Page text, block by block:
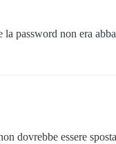
password non era
dovrebbe essere